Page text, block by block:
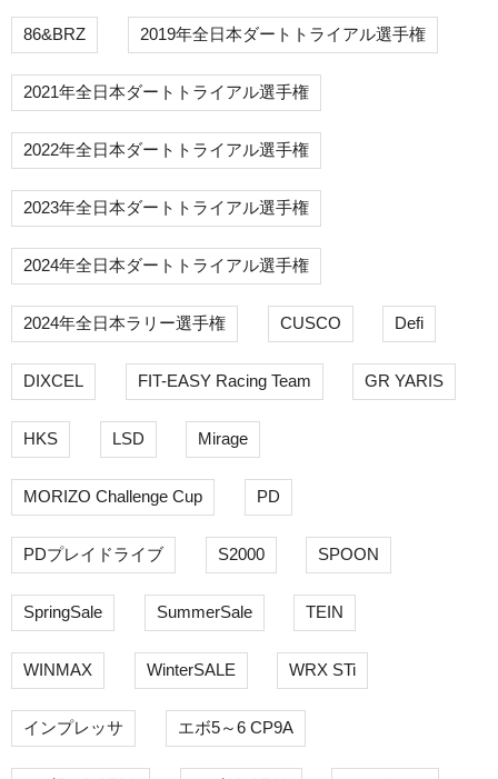
ン
86&BRZ 2019年全日本ダートトライアル選手権
2021年全日本ダートトライアル選手権
2022年全日本ダートトライアル選手権
2023年全日本ダートトライアル選手権
2024年全日本ダートトライアル選手権
2024年全日本ラリー選手権 CUSCO Defi
DIXCEL FIT-EASY Racing Team GR YARIS
HKS LSD Mirage
MORIZO Challenge Cup PD
PDプレイドライブ S2000 SPOON
SpringSale SummerSale TEIN
WINMAX WinterSALE WRX STi
インプレッサ エボ5～6 CP9A